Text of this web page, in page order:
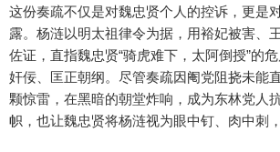
这份奏疏不仅是对魏忠贤个人的控诉，更是
露。杨涟以明太祖律令为据，用裕妃被害、
佐证，直指魏忠贤“骑虎难下，太阿倒授”的
奸佞、匡正朝纲。尽管奏疏因阉党阻挠未能
颗惊雷，在黑暗的朝堂炸响，成为东林党人
帜，也让魏忠贤将杨涟视为眼中钉、肉中刺